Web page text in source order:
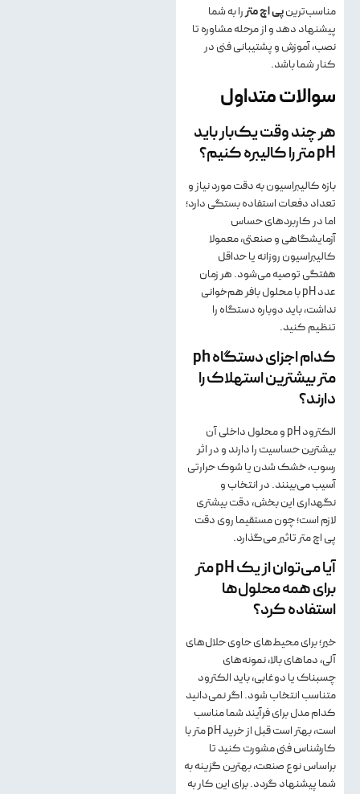
مناسب‌ترینپی اچ متررا به شما
پیشنهاد دهد و از مرحله مشاوره تا
نصب، آموزش و پشتیبانی فنی در
کنار شما باشد.
سوالات متداول
هر چند وقت یک‌بار باید
pH متر را کالیبره کنیم؟
بازه کالیبراسیون به دقت مورد نیاز و
تعداد دفعات استفاده بستگی دارد؛
اما در کاربردهای حساس
آزمایشگاهی و صنعتی، معمولا
کالیبراسیون روزانه یا حداقل
هفتگی توصیه می‌شود. هر زمان
عدد pH با محلول بافر هم‌خوانی
نداشت، باید دوباره دستگاه را
تنظیم کنید.
کدام اجزای دستگاه ph
متر بیشترین استهلاک را
دارند؟
الکترود pH و محلول داخلی آن
بیشترین حساسیت را دارند و در اثر
رسوب، خشک شدن یا شوک حرارتی
آسیب می‌بینند. در انتخاب و
نگهداری این بخش، دقت بیشتری
لازم است؛ چون مستقیما روی دقت
پی اچ متر تاثیر می‌گذارد.
آیا می‌توان از یک pH متر
برای همه محلول‌ها
استفاده کرد؟
خیر؛ برای محیط‌های حاوی حلال‌های
آلی، دماهای بالا، نمونه‌های
چسبناک یا دوغابی، باید الکترود
متناسب انتخاب شود. اگر نمی‌دانید
کدام مدل برای فرآیند شما مناسب
است، بهتر است قبل از خرید pH متر با
کارشناس فنی مشورت کنید تا
براساس نوع صنعت، بهترین گزینه به
شما پیشنهاد گردد. برای این کار به